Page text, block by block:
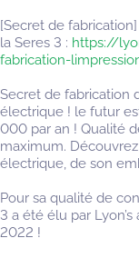
[Secret de
la Seres 3 : https://
fabrication-
Secret de fabrication
électrique ! le futur
000 par an ! Qualité
maximum.
électrique, de son
Pour sa qualité de
3 a été élu par
2022 !